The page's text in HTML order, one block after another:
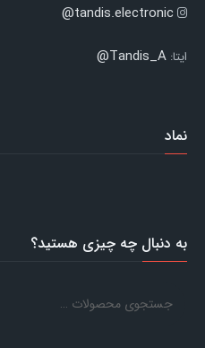
tandis.electronic@
ایتا: Tandis_A@
نماد
به دنبال چه چیزی هستید؟